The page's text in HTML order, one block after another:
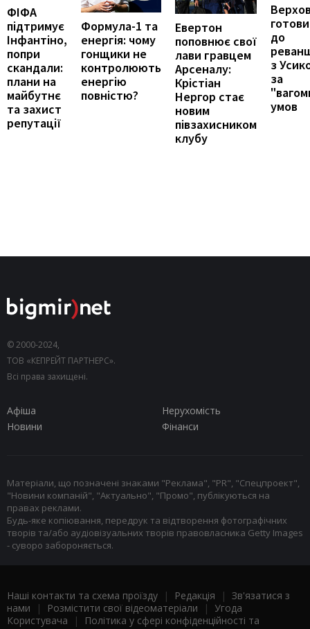
ФІФА
підтримує
Інфантіно,
попри
скандали:
плани на
майбутнє
та захист
репутації
Формула-1 та
енергія: чому
гонщики не
контролюють
енергію
повністю?
Евертон
поповнює свої
лави гравцем
Арсеналу:
Крістіан
Нергор стає
новим
півзахисником
клубу
до
з
за
умов
© 2000-2024,
ТОВ «КЕПРЕЙТ ПАРТНЕРС».
Всі права захищені.
Афіша
Нерухомість
Новини
Фінанси
Матеріали, що позначені знаками "Реклама", "PR", "Спецпроект",
"Новини компаній", "Актуально", "Промо", публікуються на
правах реклами.
Будь-яке копіювання, передрук та відтворення фотографічних
творів та/або аудіовізуальних творів правовласника Getty Images
- суворо забороняється.
Наші контакти та схема проїзду | Редакція | Зв'язатися з
нами | Розмістити свої відеоматеріали | Угода
Користувача |
Політика у сфері конфіденційності та